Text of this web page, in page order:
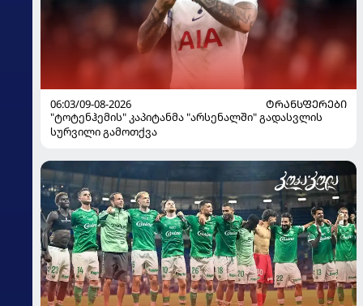
06:03/09-08-2026
ᲢᲠᲐᲜᲡᲤᲔᲠᲔᲑᲘ
"ტოტენჰემის" კაპიტანმა "არსენალში" გადასვლის
სურვილი გამოთქვა